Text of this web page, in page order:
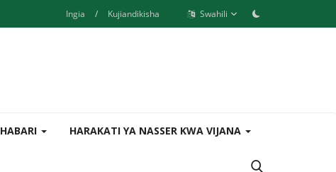
Ingia / Kujiandikisha Swahili
HABARI HARAKATI YA NASSER KWA VIJANA